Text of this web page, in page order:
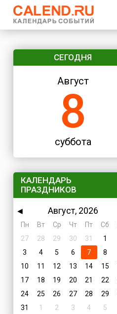
СЕГОДНЯ
Август
8
суббота
КАЛЕНДАРЬ
ПРАЗДНИКОВ
◀ Август, 2026
Пн
Вт Ср Чт Пт Сб
27
28 29 30 31 1
3
4 5 6 7 8
10
11 12 13 14 15
17
18 19 20 21 22
24
25 26 27 28 29
31
1 2 3 4 5